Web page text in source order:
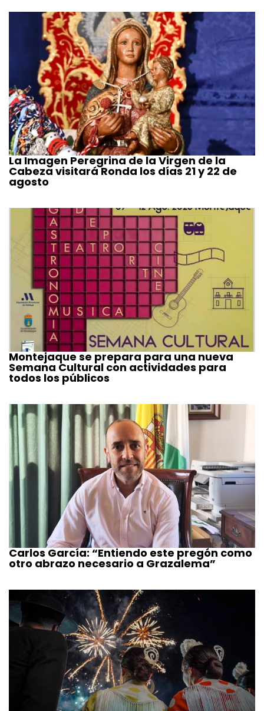
La Imagen Peregrina de la Virgen de la
Cabeza visitará Ronda los días 21 y 22 de
agosto
Montejaque se prepara para una nueva
Semana Cultural con actividades para
todos los públicos
Carlos García: “Entiendo este pregón como
otro abrazo necesario a Grazalema”